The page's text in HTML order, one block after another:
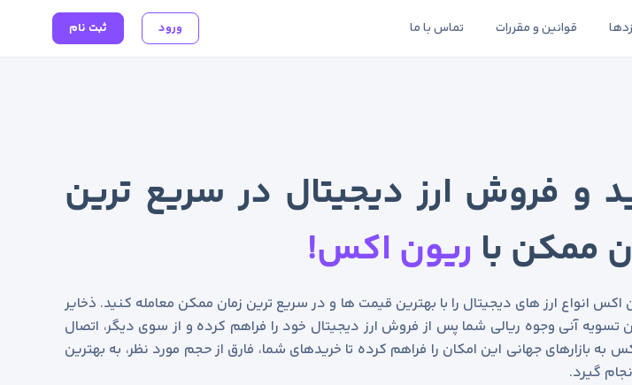
قوانین و مقررات تماس با ما ورود ثبت نام
و فروش ارز دیجیتال در سریع ترین
ممکن با ریون اکس!
اکس انواع ارز های دیجیتال را با بهترین قیمت ها و در سریع ترین زمان ممکن معامله کنید. ذخایر
تسویه آنی وجوه ریالی شما پس از فروش ارز دیجیتال خود را فراهم کرده و از سوی دیگر، اتصال
به بازارهای جهانی این امکان را فراهم کرده تا خریدهای شما، فارق از حجم مورد نظر، به بهترین
گیرد.